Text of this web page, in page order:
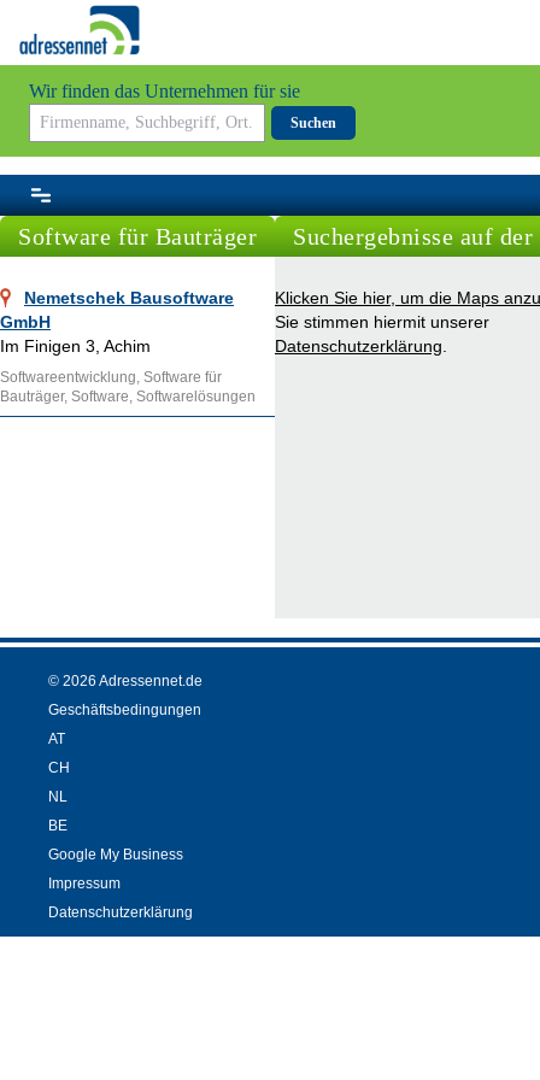
Wir finden das Unternehmen für sie
Suchen
Software für Bauträger
Nemetschek Bausoftware
GmbH
Im Finigen 3, Achim
Softwareentwicklung, Software für
Bauträger, Software, Softwarelösungen
Suchergebnisse auf
Klicken Sie hier, um die Maps
Sie stimmen hiermit unserer
Datenschutzerklärung
© 2026 Adressennet.de
Geschäftsbedingungen
AT
CH
NL
BE
Google My Business
Impressum
Datenschutzerklärung